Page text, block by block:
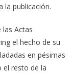
la publicación.
Actas
el hecho de su
en pésimas
el resto de la